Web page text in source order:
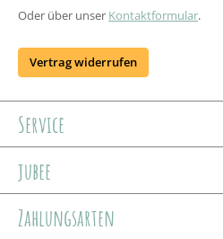
Oder über unser Kontaktformular.
Vertrag widerrufen
Service
jubee
Zahlungsarten